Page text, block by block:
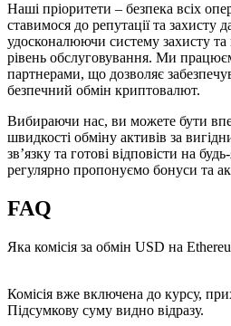
Наші пріоритети – безпека всіх
ставимося до репутації та захисту
удосконалюючи систему захисту
рівень обслуговування. Ми
партнерами, що дозволяє
безпечний обмін криптовалют.
Вибираючи нас, ви можете бути
швидкості обміну активів за
зв’язку та готові відповісти на
регулярно пропонуємо бонуси та
FAQ
Яка комісія за обмін USD на
Комісія вже включена до курсу,
Підсумкову суму видно відразу.